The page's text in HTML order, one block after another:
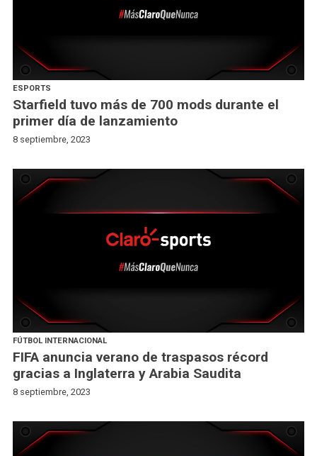
ESPORTS
Starfield tuvo más de 700 mods durante el
primer día de lanzamiento
8 septiembre, 2023
FÚTBOL INTERNACIONAL
FIFA anuncia verano de traspasos récord
gracias a Inglaterra y Arabia Saudita
8 septiembre, 2023